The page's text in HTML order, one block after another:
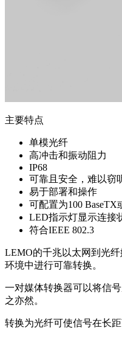
主要特点
单模光纤
高冲击和振动阻力
IP68
可靠且安全，难以窃
易于部署和操作
可配置为100 BaseTX
LED指示灯显示连接
符合IEEE 802.3
LEMO的千兆以太网到光
环境中进行可靠转换。
一对媒体转换器可以将信
之亦然。
转换为光纤可使信号在长